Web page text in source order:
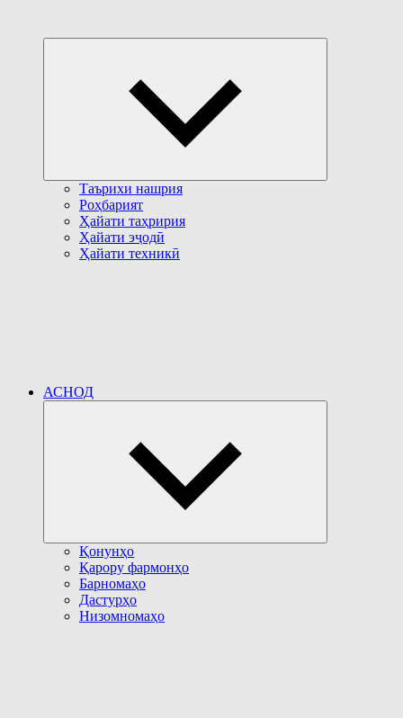
Таърихи нашрия
Роҳбарият
Ҳайати таҳририя
Ҳайати эҷодӣ
Ҳайати техникӣ
АСНОД
Қонунҳо
Қарору фармонҳо
Барномаҳо
Дастурҳо
Низомномаҳо